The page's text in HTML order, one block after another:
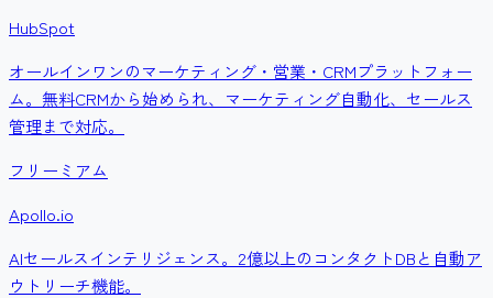
HubSpot
オールインワンのマーケティング・営業・CRMプラットフォー
ム。無料CRMから始められ、マーケティング自動化、セールス
管理まで対応。
フリーミアム
Apollo.io
AIセールスインテリジェンス。2億以上のコンタクトDBと自動ア
ウトリーチ機能。